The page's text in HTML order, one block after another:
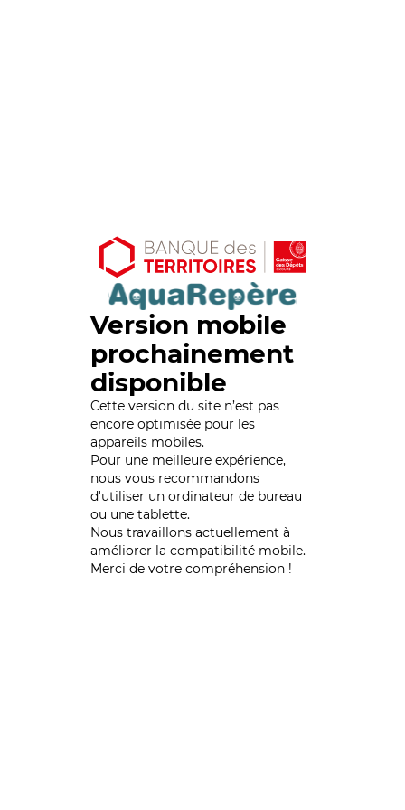
Version mobile
prochainement
disponible
Cette version du site n’est pas
encore optimisée pour les
appareils mobiles.
Pour une meilleure expérience,
nous vous recommandons
d'utiliser un ordinateur de bureau
ou une tablette.
Nous travaillons actuellement à
améliorer la compatibilité mobile.
Merci de votre compréhension !